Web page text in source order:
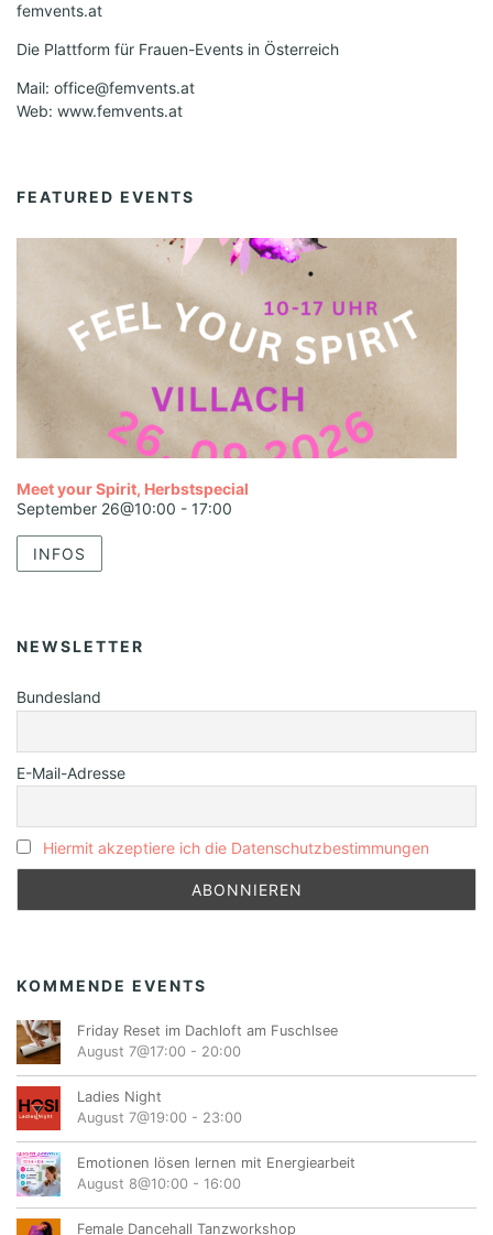
femvents.at
Die Plattform für Frauen-Events in Österreich
Mail: office@femvents.at
Web: www.femvents.at
FEATURED EVENTS
Meet your Spirit, Herbstspecial
September 26@10:00 - 17:00
INFOS
NEWSLETTER
Bundesland
E-Mail-Adresse
Hiermit akzeptiere ich die Datenschutzbestimmungen
KOMMENDE EVENTS
Friday Reset im Dachloft am Fuschlsee
August 7@17:00 - 20:00
Ladies Night
August 7@19:00 - 23:00
Emotionen lösen lernen mit Energiearbeit
August 8@10:00 - 16:00
Female Dancehall Tanzworkshop